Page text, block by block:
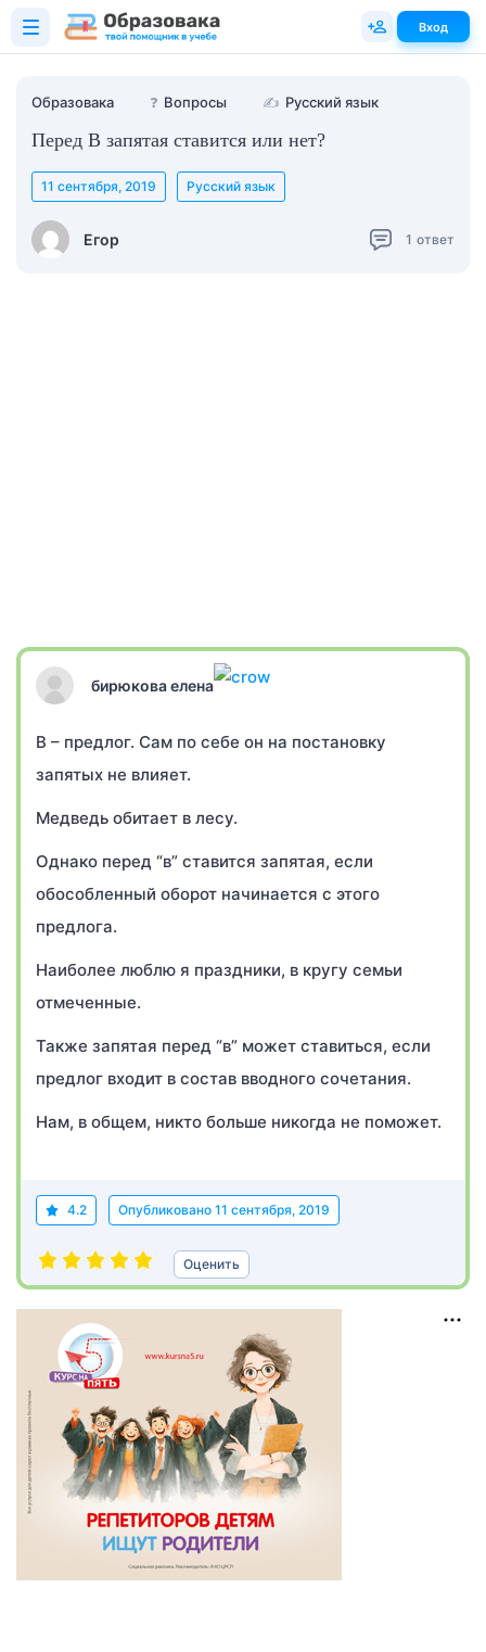
Образовака ❓ Вопросы ✍ Русский язык
Перед В запятая ставится или нет?
Егор
11 сентября, 2019 Русский язык
1 ответ
бирюкова елена
В – предлог. Сам по себе он на постановку
запятых не влияет.
Медведь обитает в лесу.
Однако перед “в” ставится запятая, если
обособленный оборот начинается с этого
предлога.
Наиболее люблю я праздники, в кругу семьи
отмеченные.
Также запятая перед “в” может ставиться, если
предлог входит в состав вводного сочетания.
Нам, в общем, никто больше никогда не поможет.
4.2 Опубликовано 11 сентября, 2019
Оценить
Вход